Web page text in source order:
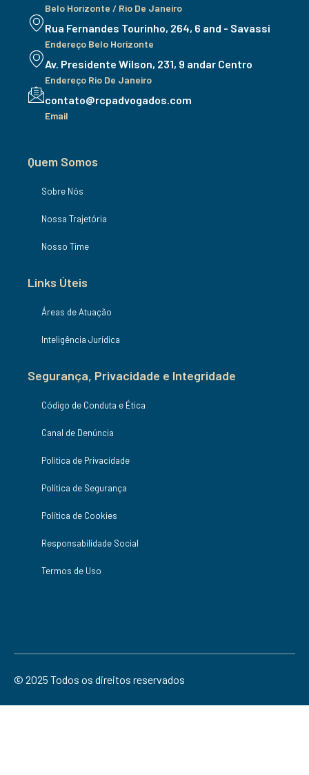
Belo Horizonte / Rio De Janeiro
Rua Fernandes Tourinho, 264, 6 and - Savassi
Endereço Belo Horizonte
Av. Presidente Wilson, 231, 9 andar Centro
Endereço Rio De Janeiro
contato@rcpadvogados.com
Email
Quem Somos
Sobre Nós
Nossa Trajetória
Nosso Time
Links Úteis
Áreas de Atuação
Inteligência Jurídica
Segurança, Privacidade e Integridade
Código de Conduta e Ética
Canal de Denúncia
Politica de Privacidade
Política de Segurança
Política de Cookies
Responsabilidade Social
Termos de Uso
© 2025 Todos os direitos reservados